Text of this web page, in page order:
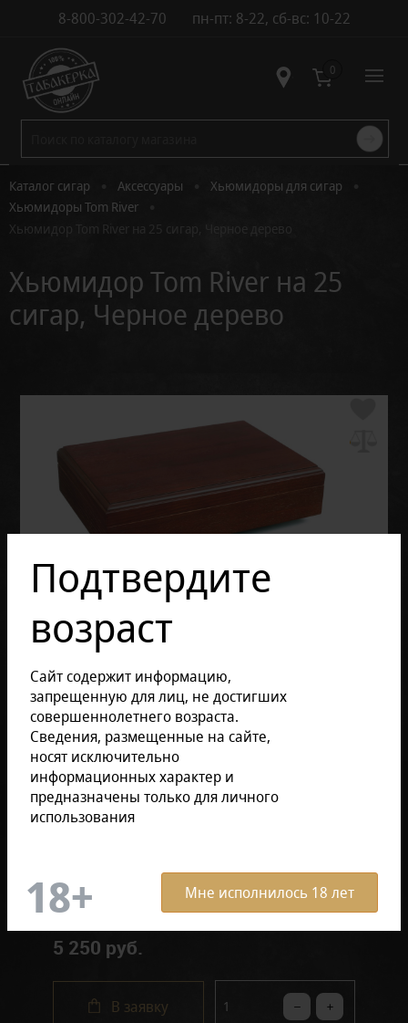
8-800-302-42-70 пн-пт: 8-22, сб-вс: 10-22
Контакты 0
Каталог сигар Аксессуары Хьюмидоры для сигар
Хьюмидоры Tom River
Хьюмидор Tom River на 25 сигар, Черное дерево
Хьюмидор Tom River на 25
сигар, Черное дерево
Подтвердите
возраст
Сайт содержит информацию,
запрещенную для лиц, не достигших
совершеннолетнего возраста.
Сведения, размещенные на сайте,
носят исключительно
информационных характер и
предназначены только для личного
использования
Мне исполнилось 18 лет
Отзывов: 0 Артикул: AKS-561-120
5 250 руб.
В заявку